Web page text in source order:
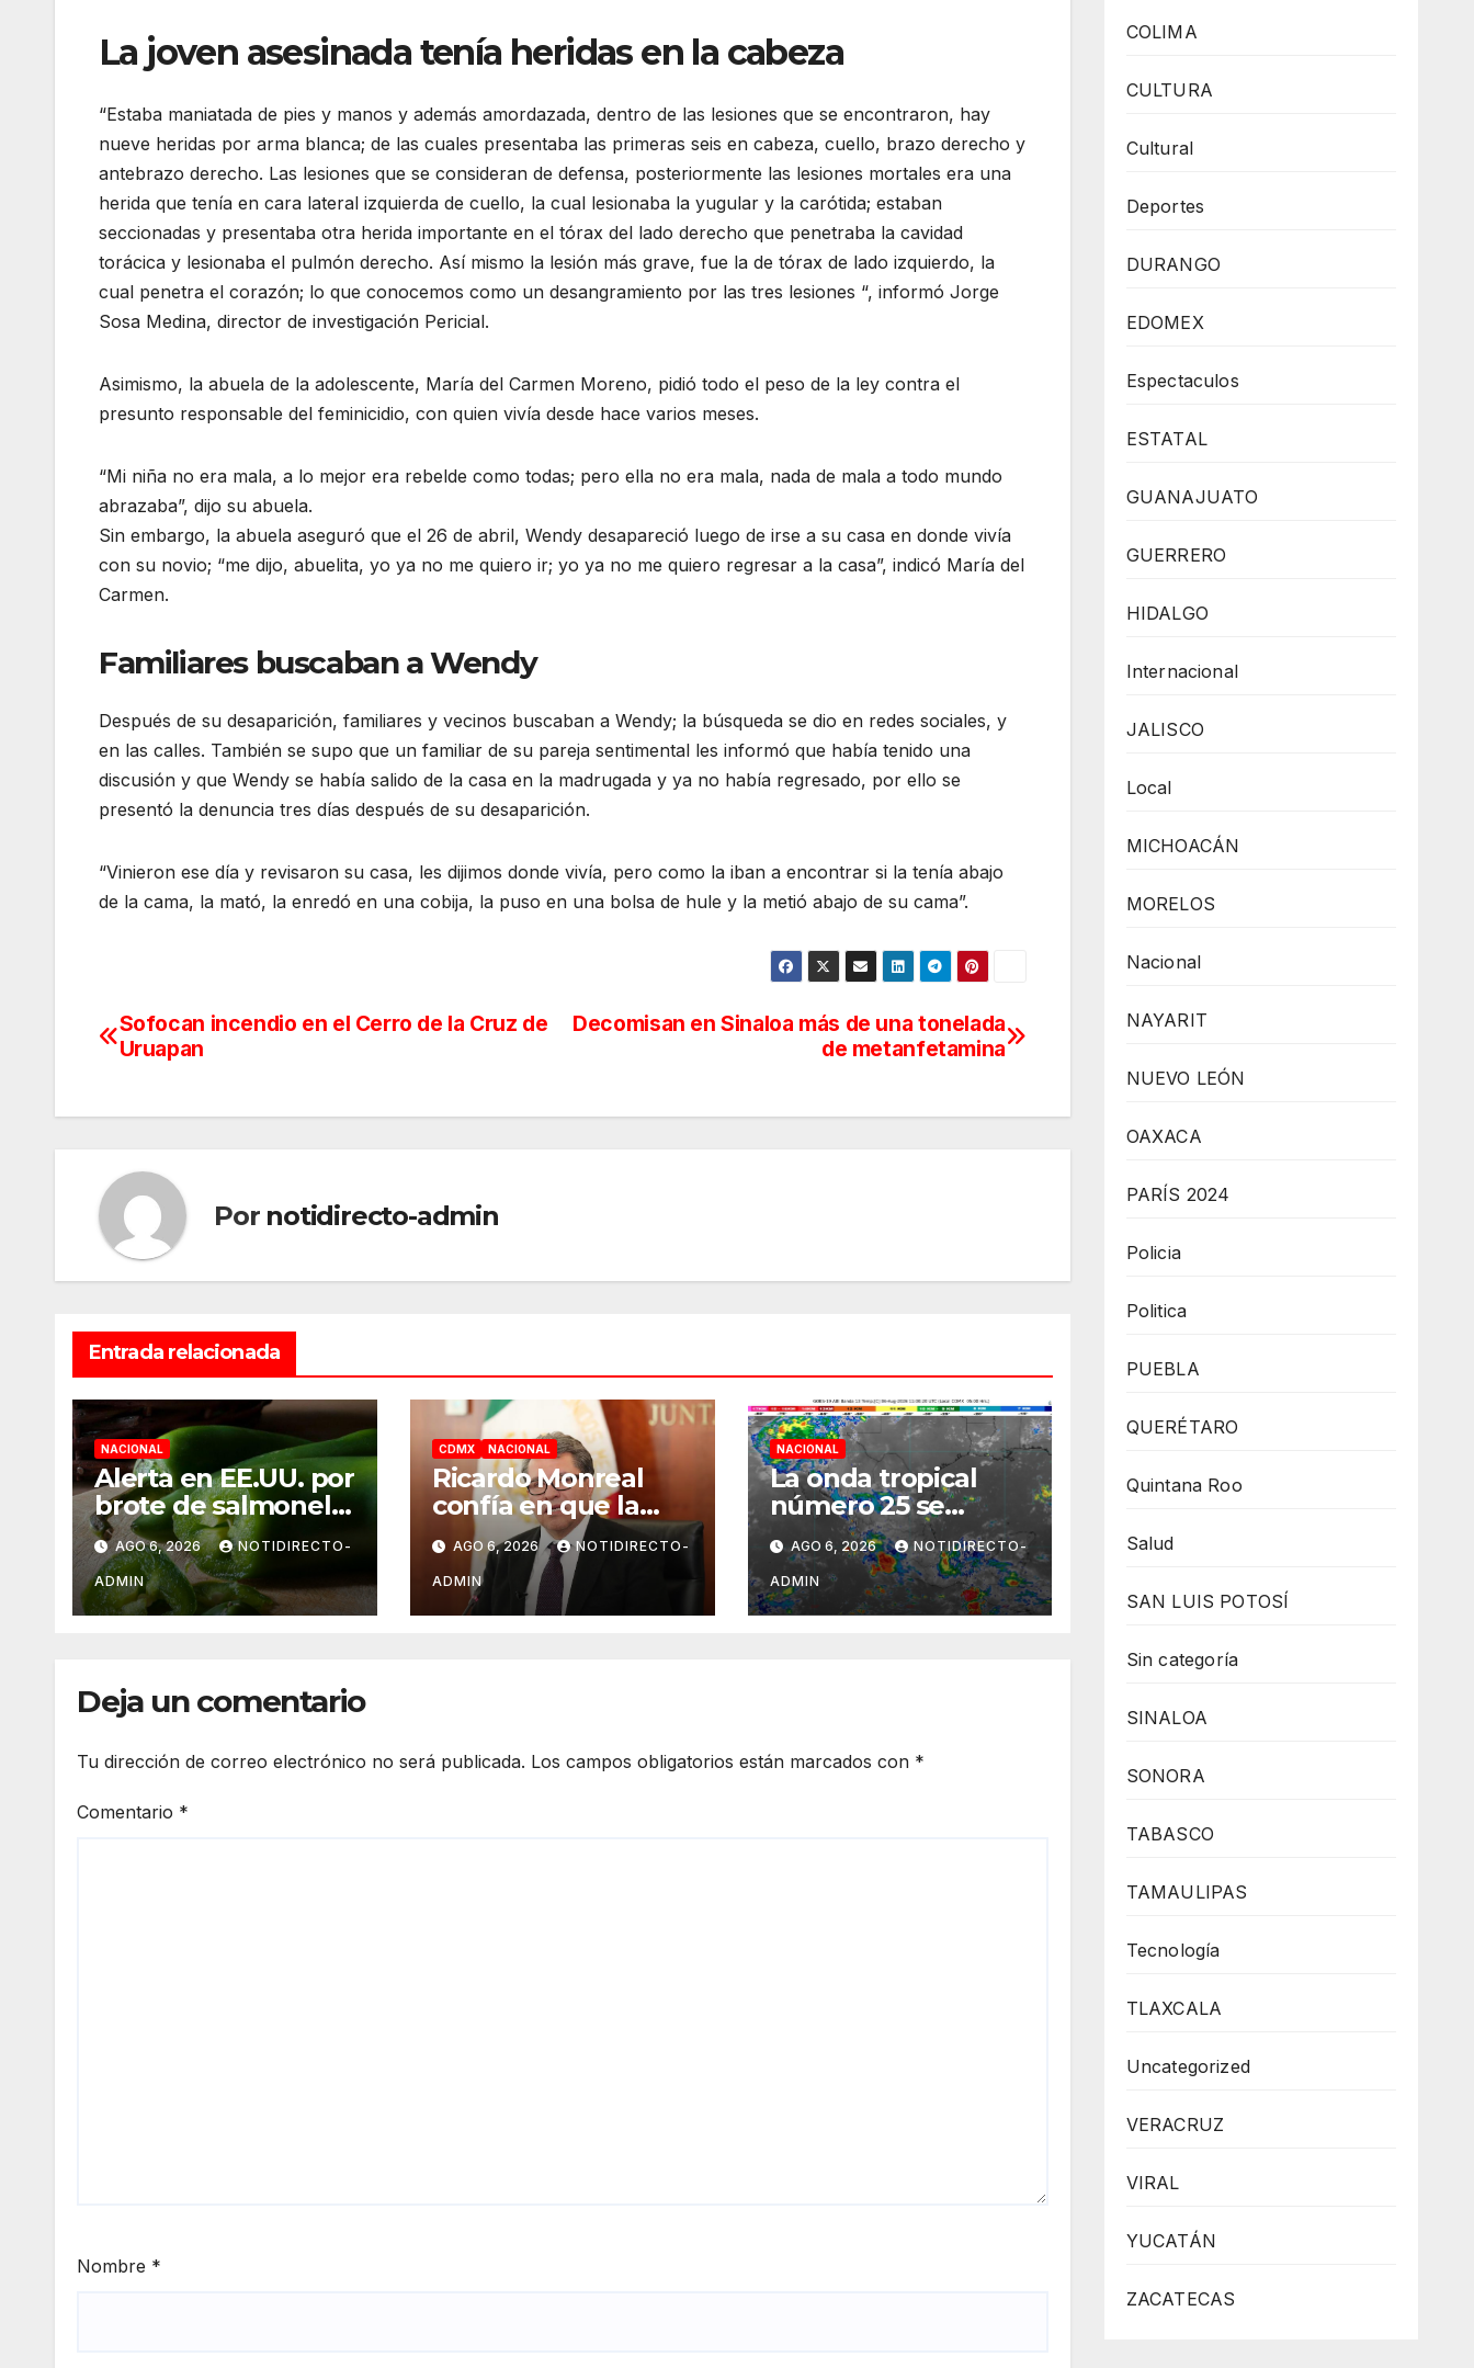
La joven asesinada tenía heridas en la cabeza
“Estaba maniatada de pies y manos y además amordazada, dentro de las lesiones que se encontraron, hay
nueve heridas por arma blanca; de las cuales presentaba las primeras seis en cabeza, cuello, brazo derecho y
antebrazo derecho. Las lesiones que se consideran de defensa, posteriormente las lesiones mortales era una
herida que tenía en cara lateral izquierda de cuello, la cual lesionaba la yugular y la carótida; estaban
seccionadas y presentaba otra herida importante en el tórax del lado derecho que penetraba la cavidad
torácica y lesionaba el pulmón derecho. Así mismo la lesión más grave, fue la de tórax de lado izquierdo, la
cual penetra el corazón; lo que conocemos como un desangramiento por las tres lesiones “, informó Jorge
Sosa Medina, director de investigación Pericial.
Asimismo, la abuela de la adolescente, María del Carmen Moreno, pidió todo el peso de la ley contra el
presunto responsable del feminicidio, con quien vivía desde hace varios meses.
“Mi niña no era mala, a lo mejor era rebelde como todas; pero ella no era mala, nada de mala a todo mundo
abrazaba”, dijo su abuela.
Sin embargo, la abuela aseguró que el 26 de abril, Wendy desapareció luego de irse a su casa en donde vivía
con su novio; “me dijo, abuelita, yo ya no me quiero ir; yo ya no me quiero regresar a la casa”, indicó María del
Carmen.
Familiares buscaban a Wendy
Después de su desaparición, familiares y vecinos buscaban a Wendy; la búsqueda se dio en redes sociales, y
en las calles. También se supo que un familiar de su pareja sentimental les informó que había tenido una
discusión y que Wendy se había salido de la casa en la madrugada y ya no había regresado, por ello se
presentó la denuncia tres días después de su desaparición.
“Vinieron ese día y revisaron su casa, les dijimos donde vivía, pero como la iban a encontrar si la tenía abajo
de la cama, la mató, la enredó en una cobija, la puso en una bolsa de hule y la metió abajo de su cama”.
Navegación
entradas
Decomisan en Sinaloa más de una tonelada
de metanfetamina
Sofocan incendio en el Cerro de la Cruz de
Uruapan
Por notidirecto-admin
Entrada relacionada
NACIONAL
Alerta en EE.UU. por
brote de salmonela
ligado a jalapeños
mexicanos;
reportan 345 casos
AGO 6, 2026 NOTIDIRECTO-
ADMIN
CDMX NACIONAL
Ricardo Monreal
confía en que la
UNAM retome la
normalidad e inicie
el semestre
mediante el diálogo
AGO 6, 2026 NOTIDIRECTO-
ADMIN
NACIONAL
La onda tropical
número 25 se
desplazará sobre el
sureste mexicano
AGO 6, 2026 NOTIDIRECTO-
ADMIN
Deja un comentario
Tu dirección de correo electrónico no será publicada. Los campos obligatorios están marcados con *
Comentario *
Nombre *
COLIMA
CULTURA
Cultural
Deportes
DURANGO
EDOMEX
Espectaculos
ESTATAL
GUANAJUATO
GUERRERO
HIDALGO
Internacional
JALISCO
Local
MICHOACÁN
MORELOS
Nacional
NAYARIT
NUEVO LEÓN
OAXACA
PARÍS 2024
Policia
Politica
PUEBLA
QUERÉTARO
Quintana Roo
Salud
SAN LUIS POTOSÍ
Sin categoría
SINALOA
SONORA
TABASCO
TAMAULIPAS
Tecnología
TLAXCALA
Uncategorized
VERACRUZ
VIRAL
YUCATÁN
ZACATECAS